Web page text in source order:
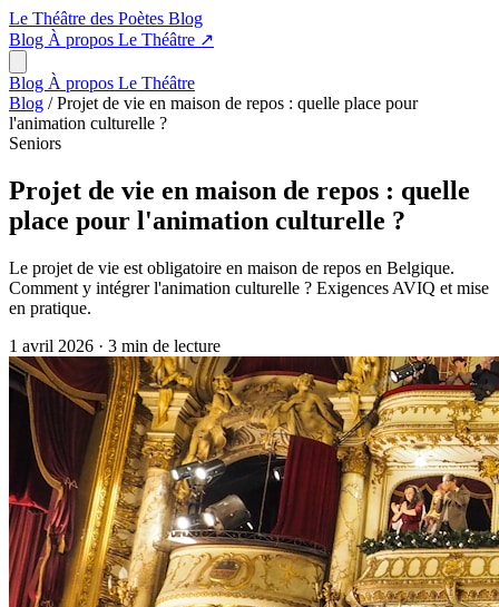
Le Théâtre des Poètes Blog
Blog À propos Le Théâtre ↗
Blog À propos Le Théâtre
Blog / Projet de vie en maison de repos : quelle place pour
l'animation culturelle ?
Seniors
Projet de vie en maison de repos : quelle
place pour l'animation culturelle ?
Le projet de vie est obligatoire en maison de repos en Belgique.
Comment y intégrer l'animation culturelle ? Exigences AVIQ et mise
en pratique.
1 avril 2026 · 3 min de lecture